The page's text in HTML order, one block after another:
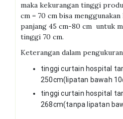
maka kekurangan tinggi
cm = 70 cm bisa
panjang 45 cm-80 cm untuk
tinggi 70 cm.
Keterangan dalam
tinggi curtain hospital
250cm(lipatan bawah
tinggi curtain hospital
268cm(tanpa lipatan